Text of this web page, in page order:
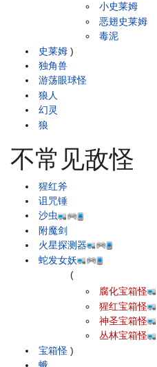
史莱姆
小史莱姆
恶翅史莱姆
毒泥
)
独角兽
游荡眼球怪
狼人
幻灵
狼
不常见敌怪
猩红斧
诅咒锤
沙虫
附魔剑
火星探测器
蛇发女妖
宝箱怪
(
腐化宝箱怪
猩红宝箱怪
神圣宝箱怪
丛林宝箱怪
)